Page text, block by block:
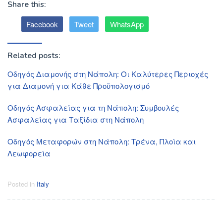
Share this:
Facebook Tweet WhatsApp
Related posts:
Οδηγός Διαμονής στη Νάπολη: Οι Καλύτερες Περιοχές
για Διαμονή για Κάθε Προϋπολογισμό
Οδηγός Ασφαλείας για τη Νάπολη: Συμβουλές
Ασφαλείας για Ταξίδια στη Νάπολη
Οδηγός Μεταφορών στη Νάπολη: Τρένα, Πλοία και
Λεωφορεία
Posted in Italy